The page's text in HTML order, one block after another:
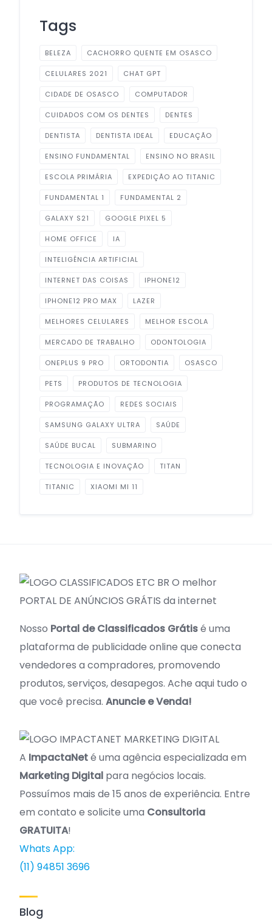
Tags
BELEZA CACHORRO QUENTE EM OSASCO
CELULARES 2021 CHAT GPT
CIDADE DE OSASCO COMPUTADOR
CUIDADOS COM OS DENTES DENTES
DENTISTA DENTISTA IDEAL EDUCAÇÃO
ENSINO FUNDAMENTAL ENSINO NO BRASIL
ESCOLA PRIMÁRIA EXPEDIÇÃO AO TITANIC
FUNDAMENTAL 1 FUNDAMENTAL 2
GALAXY S21 GOOGLE PIXEL 5
HOME OFFICE IA
INTELIGÊNCIA ARTIFICIAL
INTERNET DAS COISAS IPHONE12
IPHONE12 PRO MAX LAZER
MELHORES CELULARES MELHOR ESCOLA
MERCADO DE TRABALHO ODONTOLOGIA
ONEPLUS 9 PRO ORTODONTIA OSASCO
PETS PRODUTOS DE TECNOLOGIA
PROGRAMAÇÃO REDES SOCIAIS
SAMSUNG GALAXY ULTRA SAÚDE
SAÚDE BUCAL SUBMARINO
TECNOLOGIA E INOVAÇÃO TITAN
TITANIC XIAOMI MI 11
O melhor
PORTAL DE ANÚNCIOS GRÁTIS da internet
Nosso Portal de Classificados Grátisé uma
plataforma de publicidade online que conecta
vendedores a compradores, promovendo
produtos, serviços, desapegos. Ache aqui tudo o
que você precisa. Anuncie e Venda!
A ImpactaNeté uma agência especializada em
Marketing Digital para negócios locais.
Possuímos mais de 15 anos de experiência. Entre
em contato e solicite uma Consultoria
GRATUITA!
Whats App:
(11) 94851 3696
Blog